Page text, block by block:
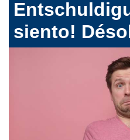
siento!